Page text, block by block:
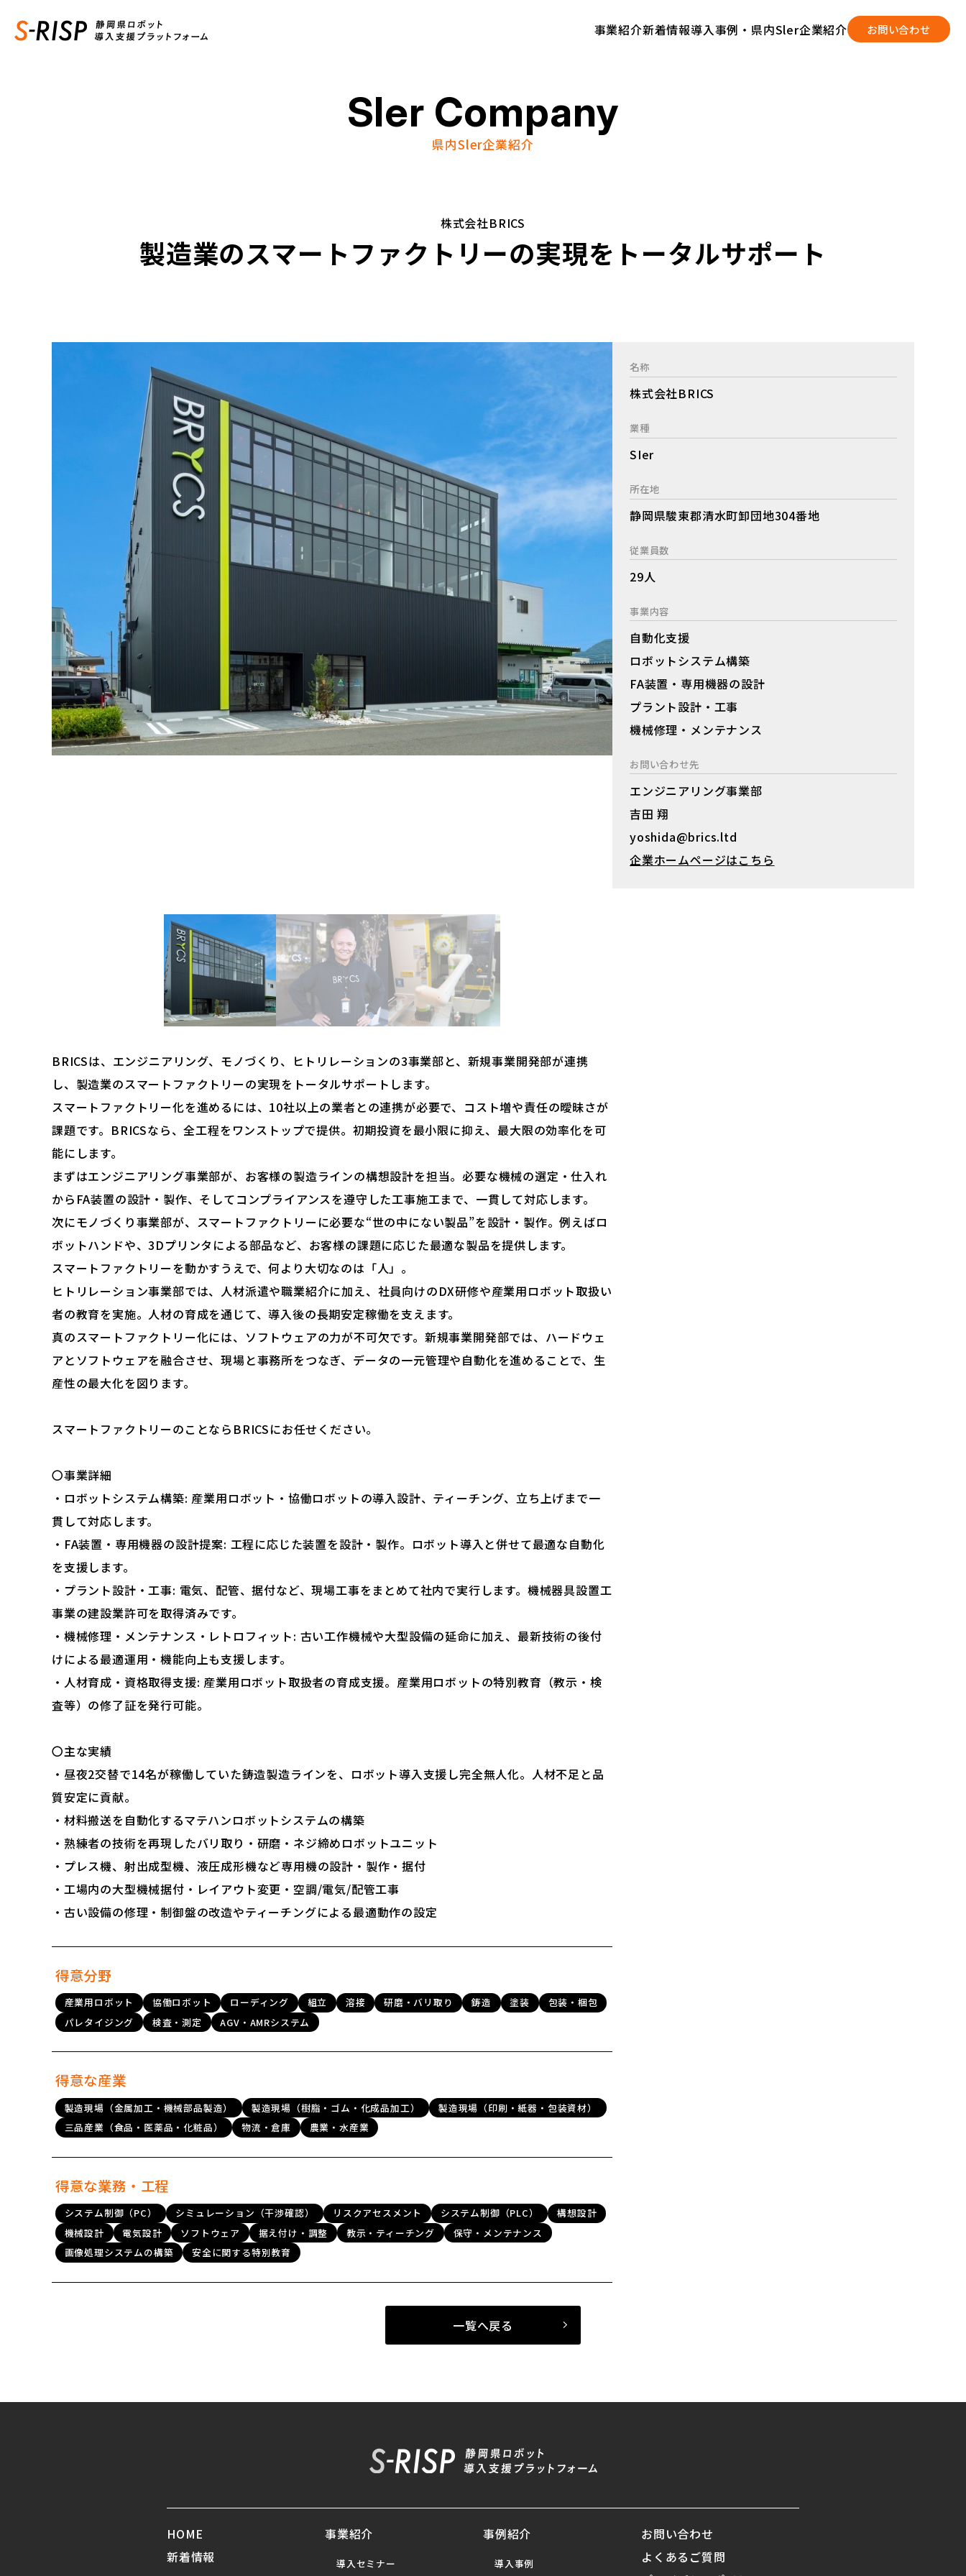
事業紹介新着情報導入事例・県内Sler企業紹介 お問い合わせ
Sler Company
県内Sler企業紹介
株式会社BRICS
製造業のスマートファクトリーの実現をトータルサポート
BRICSは、エンジニアリング、モノづくり、ヒトリレーションの3事業部と、新規事業開発部が連携
し、製造業のスマートファクトリーの実現をトータルサポートします。
スマートファクトリー化を進めるには、10社以上の業者との連携が必要で、コスト増や責任の曖昧さが
課題です。BRICSなら、全工程をワンストップで提供。初期投資を最小限に抑え、最大限の効率化を可
能にします。
まずはエンジニアリング事業部が、お客様の製造ラインの構想設計を担当。必要な機械の選定・仕入れ
からFA装置の設計・製作、そしてコンプライアンスを遵守した工事施工まで、一貫して対応します。
次にモノづくり事業部が、スマートファクトリーに必要な“世の中にない製品”を設計・製作。例えばロ
ボットハンドや、3Dプリンタによる部品など、お客様の課題に応じた最適な製品を提供します。
スマートファクトリーを動かすうえで、何より大切なのは「人」。
ヒトリレーション事業部では、人材派遣や職業紹介に加え、社員向けのDX研修や産業用ロボット取扱い
者の教育を実施。人材の育成を通じて、導入後の長期安定稼働を支えます。
真のスマートファクトリー化には、ソフトウェアの力が不可欠です。新規事業開発部では、ハードウェ
アとソフトウェアを融合させ、現場と事務所をつなぎ、データの一元管理や自動化を進めることで、生
産性の最大化を図ります。
スマートファクトリーのことならBRICSにお任せください。
〇事業詳細
・ロボットシステム構築: 産業用ロボット・協働ロボットの導入設計、ティーチング、立ち上げまで一
貫して対応します。
・FA装置・専用機器の設計提案: 工程に応じた装置を設計・製作。ロボット導入と併せて最適な自動化
を支援します。
・プラント設計・工事: 電気、配管、据付など、現場工事をまとめて社内で実行します。機械器具設置工
事業の建設業許可を取得済みです。
・機械修理・メンテナンス・レトロフィット: 古い工作機械や大型設備の延命に加え、最新技術の後付
けによる最適運用・機能向上も支援します。
・人材育成・資格取得支援: 産業用ロボット取扱者の育成支援。産業用ロボットの特別教育（教示・検
査等）の修了証を発行可能。
〇主な実績
・昼夜2交替で14名が稼働していた鋳造製造ラインを、ロボット導入支援し完全無人化。人材不足と品
質安定に貢献。
・材料搬送を自動化するマテハンロボットシステムの構築
・熟練者の技術を再現したバリ取り・研磨・ネジ締めロボットユニット
・プレス機、射出成型機、液圧成形機など専用機の設計・製作・据付
・工場内の大型機械据付・レイアウト変更・空調/電気/配管工事
・古い設備の修理・制御盤の改造やティーチングによる最適動作の設定
得意分野
産業用ロボット 協働ロボット ローディング 組立 溶接 研磨・バリ取り 鋳造 塗装
包装・梱包
パレタイジング
検査・測定 AGV・AMRシステム
得意な産業
製造現場（金属加工・機械部品製造） 製造現場（樹脂・ゴム・化成品加工）
製造現場（印刷・紙器・包装資材）
三品産業（食品・医薬品・化粧品）
物流・倉庫 農業・水産業
得意な業務・工程
システム制御（PC） シミュレーション（干渉確認） リスクアセスメント システム制御（PLC）
構想設計
機械設計
電気設計 ソフトウェア 据え付け・調整 教示・ティーチング
保守・メンテナンス
画像処理システムの構築
安全に関する特別教育
名称
株式会社BRICS
業種
SIer
所在地
静岡県駿東郡清水町卸団地304番地
従業員数
29人
事業内容
自動化支援
ロボットシステム構築
FA装置・専用機器の設計
プラント設計・工事
機械修理・メンテナンス
お問い合わせ先
エンジニアリング事業部
吉田 翔
yoshida@brics.ltd
企業ホームページはこちら
一覧へ戻る
HOME
新着情報
事業紹介
導入セミナー
事例紹介
導入事例
お問い合わせ
よくあるご質問